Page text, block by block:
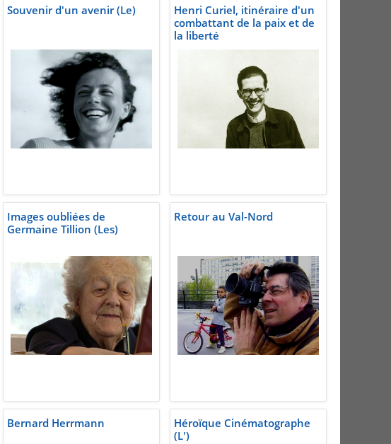
Souvenir d'un avenir (Le)
Henri Curiel, itinéraire d'un
combattant de la paix et de
la liberté
Images oubliées de
Germaine Tillion (Les)
Retour au Val-Nord
Bernard Herrmann
Héroïque Cinématographe
(L')